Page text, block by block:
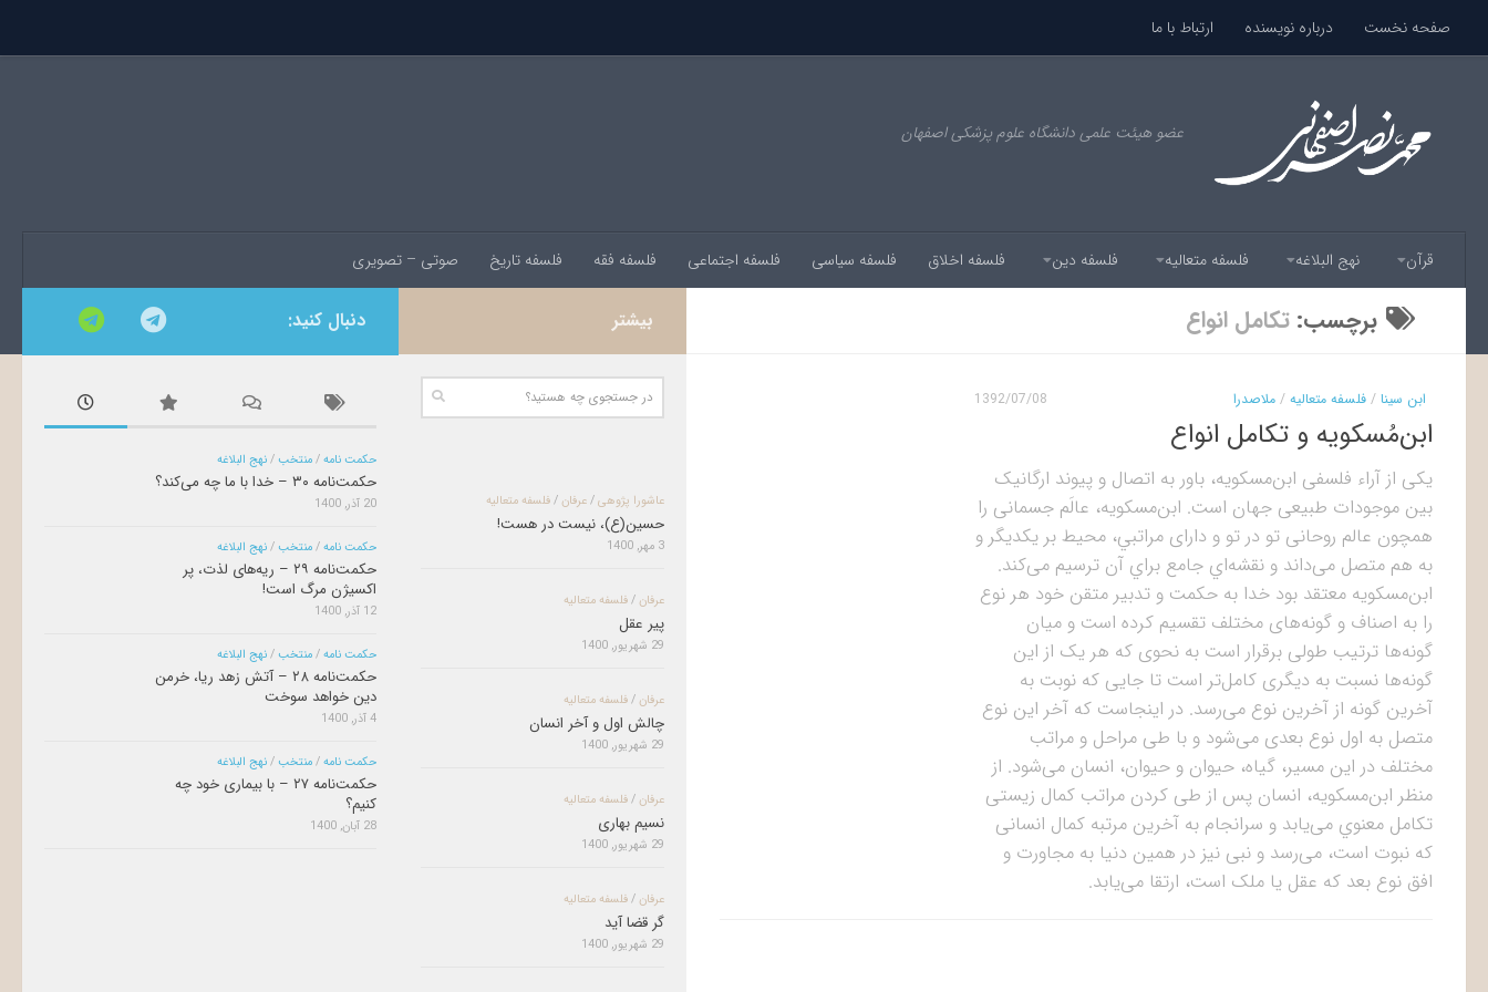
صفحه نخست درباره نويسنده ارتباط با ما
عضو هیئت علمی دانشگاه علوم پزشکی اصفهان
قرآن نهج البلاغه فلسفه متعالیه فلسفه دین فلسفه اخلاق فلسفه سیاسی فلسفه اجتماعی فلسفه فقه فلسفه تاریخ صوتی – تصویری
برچسب: تكامل انواع
ابن سینا / فلسفه متعالیه / ملاصدرا 1392/07/08
ابن‌مُسکویه و تکامل انواع
یکی از آراء فلسفی ابن‌مسکویه، باور به اتصال و پیوند ارگانیک
بین موجودات طبیعی جهان است. ابن‌مسکویه، عالَم جسمانی را
همچون عالم روحانی تو در تو و دارای مراتبي، محیط بر یکدیگر و
به هم متصل می‌داند و نقشه‌اي جامع براي آن ترسیم می‌کند.
ابن‌مسكويه معتقد بود خدا به حكمت و تدبير متقن خود هر نوع
را به اصناف و گونه‌های مختلف تقسیم کرده است و میان
گونه‌ها ترتیب طولی برقرار است به نحوی که هر یک از این
گونه‌ها نسبت به دیگری کامل‌تر است تا جایی که نوبت به
آخرین گونه از آخرین نوع می‌رسد. در اینجاست که آخر این نوع
متصل به اول نوع بعدی می‌شود و با طی مراحل و مراتب
مختلف در اين مسير، گیاه، حیوان و حیوان، انسان می‌شود. از
منظر ابن‌مسکویه، انسان پس از طی کردن مراتب کمال ‌زیستی
تکامل معنوي می‌یابد و سرانجام به آخرین مرتبه کمال انسانی
که نبوت است، می‌رسد و نبی نیز در همین دنیا به مجاورت و
افق نوع بعد که عقل یا ملک است، ارتقا می‌یابد.
دنبال کنید:
حکمت نامه/منتخب/نهج البلاغه
حکمت‌نامه ۳۰ – خدا با ما چه می‌کند؟
20 آذر, 1400
حکمت نامه/منتخب/نهج البلاغه
حکمت‌نامه ۲۹ – ریه‌های لذت، پر
اکسیژن مرگ است!
12 آذر, 1400
حکمت نامه/منتخب/نهج البلاغه
حکمت‌نامه ۲۸ – آتش زهد ریا، خرمن
دین خواهد سوخت
4 آذر, 1400
حکمت نامه/منتخب/نهج البلاغه
حکمت‌نامه ۲۷ – با بیماری خود چه
کنیم؟
28 آبان, 1400
بیشتر
عاشورا پژوهی/عرفان/فلسفه متعالیه
حسین(ع)، نیست در هست!
3 مهر, 1400
عرفان/فلسفه متعالیه
پیر عقل
29 شهریور, 1400
عرفان/فلسفه متعالیه
چالش اول و آخر انسان
29 شهریور, 1400
عرفان/فلسفه متعالیه
نسیم بهاری
29 شهریور, 1400
عرفان/فلسفه متعالیه
گر قضا آید
29 شهریور, 1400